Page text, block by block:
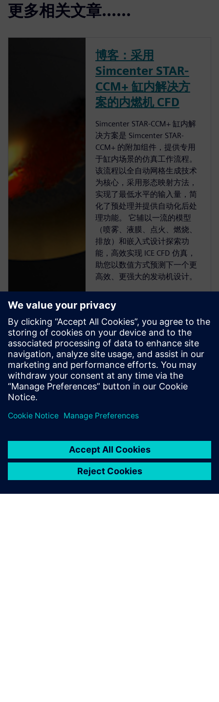
更多相关文章......
博客：采用
Simcenter STAR-
CCM+ 缸内解决方
案的内燃机 CFD
Simcenter STAR-CCM+ 缸内解
决方案是 Simcenter STAR-
CCM+ 的附加组件，提供专用
于缸内场景的仿真工作流程。
该流程以全自动网格生成技术
为核心，采用形态映射方法，
实现了最低水平的输入量，简
化了预处理并提供自动化后处
理功能。 它辅以一流的模型
（喷雾、液膜、点火、燃烧、
排放）和嵌入式设计探索功
能，高效实现 ICE CFD 仿真，
助您以数值方式预测下一个更
高效、更强大的发动机设计。
白皮书：利用虚拟测
试改进内燃机散热预
测
了解一种基于软件虚拟测试的
新型预测方法，该方法结合物
初期精准预测散热需求。